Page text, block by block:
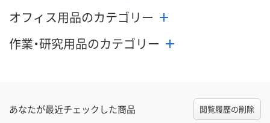
オフィス用品のカテゴリー
作業・研究用品のカテゴリー
あなたが最近チェックした商品 閲覧履歴の削除